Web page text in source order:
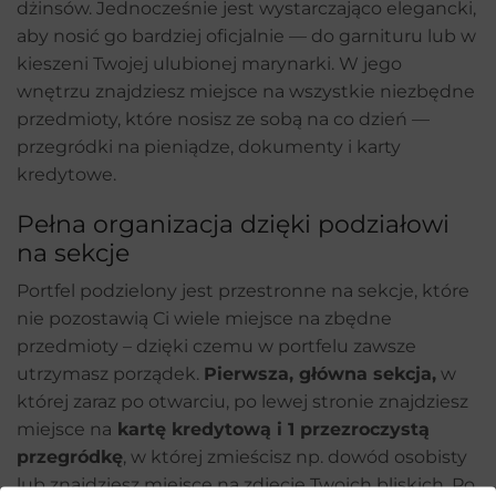
dżinsów. Jednocześnie jest wystarczająco elegancki,
aby nosić go bardziej oficjalnie — do garnituru lub w
kieszeni Twojej ulubionej marynarki. W jego
wnętrzu znajdziesz miejsce na wszystkie niezbędne
przedmioty, które nosisz ze sobą na co dzień —
przegródki na pieniądze, dokumenty i karty
kredytowe.
Pełna organizacja dzięki podziałowi
na sekcje
Portfel podzielony jest przestronne na sekcje, które
nie pozostawią Ci wiele miejsce na zbędne
przedmioty – dzięki czemu w portfelu zawsze
utrzymasz porządek. Pierwsza, główna sekcja, w
której zaraz po otwarciu, po lewej stronie znajdziesz
miejsce na kartę kredytową i 1 przezroczystą
przegródkę, w której zmieścisz np. dowód osobisty
lub znajdziesz miejsce na zdjęcie Twoich bliskich. Po